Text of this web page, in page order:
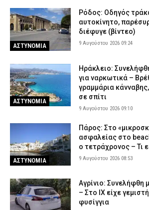
ΕΦΕΤ: Ανακαλείται παρτίδα γνωστής
προσέξουν οι καταναλωτές
ΕΙΔΗΣΕΙΣ 8 Αυγούστου 2026 18:40
ΑΣΤΥΝΟΜΙΑ
Ρόδος: Οδηγός
αυτοκίνητο,
διέφυγε (βίντεο)
9 Αυγούστου 2026 09:24
ΑΣΤΥΝΟΜΙΑ
Ηράκλειο:
για ναρκωτικά –
γραμμάρια
σε σπίτι
9 Αυγούστου 2026 09:10
ΑΣΤΥΝΟΜΙΑ
Πάρος: Στο
ασφαλείας στο
ο τετράχρονος – Τι
9 Αυγούστου 2026 08:53
Αγρίνιο: Συνελήφθη
– Στο ΙΧ είχε
φυσίγγια